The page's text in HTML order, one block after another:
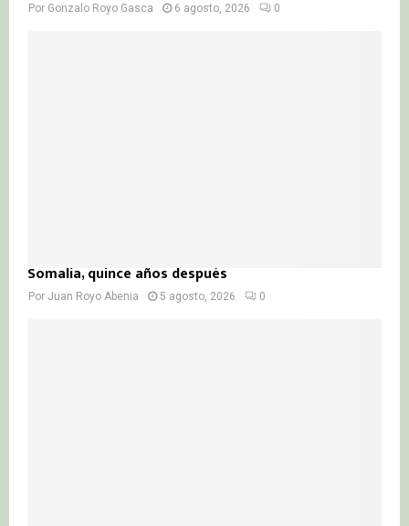
Por Gonzalo Royo Gasca 6 agosto, 2026 0
Somalia, quince años después
Por Juan Royo Abenia 5 agosto, 2026 0